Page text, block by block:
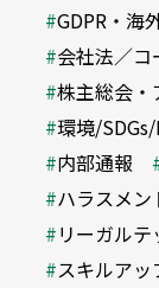
GDPR・海
会社法／コ
株主総会・
環境/
内部通報
ハラスメン
リーガル
スキルアッ